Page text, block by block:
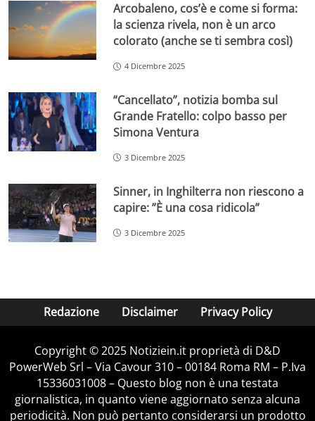
Arcobaleno, cos’è e come si forma:
la scienza rivela, non è un arco
colorato (anche se ti sembra così)
4 Dicembre 2025
“Cancellato”, notizia bomba sul
Grande Fratello: colpo basso per
Simona Ventura
3 Dicembre 2025
Sinner, in Inghilterra non riescono a
capire: ”È una cosa ridicola”
3 Dicembre 2025
Redazione Disclaimer Privacy Policy
Copyright © 2025 Notiziein.it proprietà di D&D
PowerWeb Srl – Via Cavour 310 – 00184 Roma RM – P.Iva
15336031008 – Questo blog non è una testata
giornalistica, in quanto viene aggiornato senza alcuna
periodicità. Non può pertanto considerarsi un prodotto